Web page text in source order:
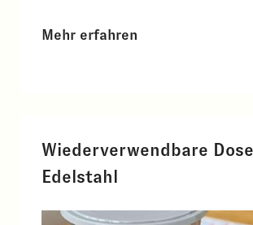
Mehr erfahren
Wiederverwendbare
Edelstahl